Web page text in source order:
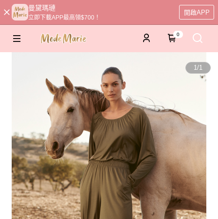
曼黛瑪璉
立即下載APP最高領$700！
開啟APP
0
1/1